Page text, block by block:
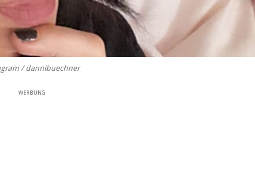
/ dannibuechner
WERBUNG